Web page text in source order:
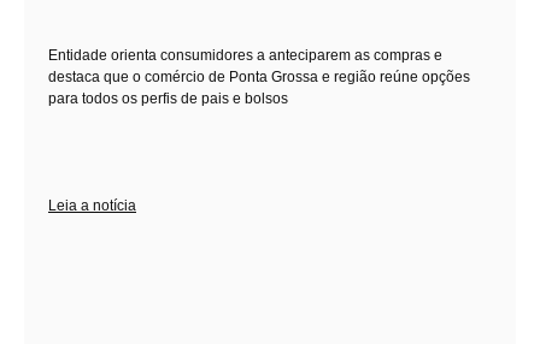
Entidade orienta consumidores a anteciparem as compras e
destaca que o comércio de Ponta Grossa e região reúne opções
para todos os perfis de pais e bolsos
Leia a notícia